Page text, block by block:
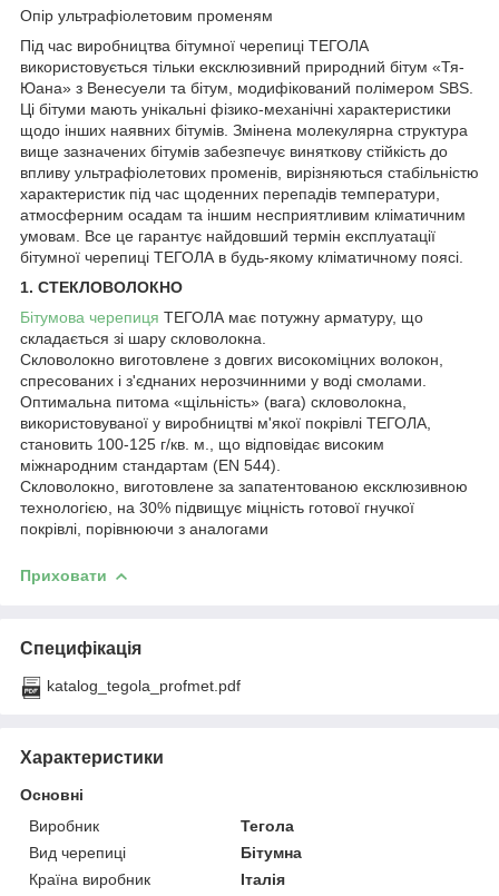
Опір ультрафіолетовим променям
Під час виробництва бітумної черепиці ТЕГОЛА
використовується тільки ексклюзивний природний бітум «Тя-
Юана» з Венесуели та бітум, модифікований полімером SBS.
Ці бітуми мають унікальні фізико-механічні характеристики
щодо інших наявних бітумів. Змінена молекулярна структура
вище зазначених бітумів забезпечує виняткову стійкість до
впливу ультрафіолетових променів, вирізняються стабільністю
характеристик під час щоденних перепадів температури,
атмосферним осадам та іншим несприятливим кліматичним
умовам. Все це гарантує найдовший термін експлуатації
бітумної черепиці ТЕГОЛА в будь-якому кліматичному поясі.
1. СТЕКЛОВОЛОКНО
Бітумова черепиця ТЕГОЛА має потужну арматуру, що
складається зі шару скловолокна.
Скловолокно виготовлене з довгих високоміцних волокон,
спресованих і з'єднаних нерозчинними у воді смолами.
Оптимальна питома «щільність» (вага) скловолокна,
використовуваної у виробництві м'якої покрівлі TEГОЛА,
становить 100-125 г/кв. м., що відповідає високим
міжнародним стандартам (EN 544).
Скловолокно, виготовлене за запатентованою ексклюзивною
технологією, на 30% підвищує міцність готової гнучкої
покрівлі, порівнюючи з аналогами
Приховати
Специфікація
katalog_tegola_profmet.pdf
Характеристики
Основні
Виробник
Тегола
Вид черепиці
Бітумна
Країна виробник
Італія